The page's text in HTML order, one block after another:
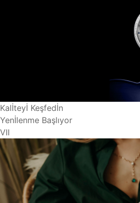
Kalİteyİ Keşfedİn
Yenİlenme Başlıyor
VII